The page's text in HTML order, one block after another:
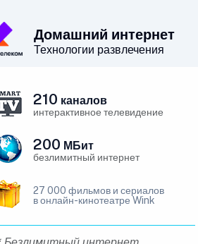
Домашний интернет
Технологии развлечения
210 каналов
интерактивное телевидение
200 МБит
безлимитный интернет
27 000 фильмов и сериалов
в онлайн-кинотеатре Wink